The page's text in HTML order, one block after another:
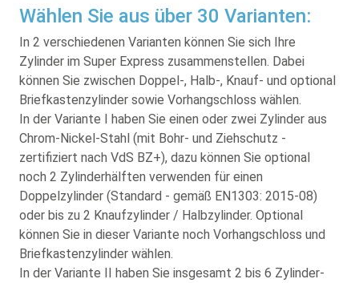
Wählen Sie aus über 30 Varianten:
In 2 verschiedenen Varianten können Sie sich Ihre
Zylinder im Super Express zusammenstellen. Dabei
können Sie zwischen Doppel-, Halb-, Knauf- und optional
Briefkastenzylinder sowie Vorhangschloss wählen.
In der Variante I haben Sie einen oder zwei Zylinder aus
Chrom-Nickel-Stahl (mit Bohr- und Ziehschutz -
zertifiziert nach VdS BZ+), dazu können Sie optional
noch 2 Zylinderhälften verwenden für einen
Doppelzylinder (Standard - gemäß EN1303: 2015-08)
oder bis zu 2 Knaufzylinder / Halbzylinder. Optional
können Sie in dieser Variante noch Vorhangschloss und
Briefkastenzylinder wählen.
In der Variante II haben Sie insgesamt 2 bis 6 Zylinder-